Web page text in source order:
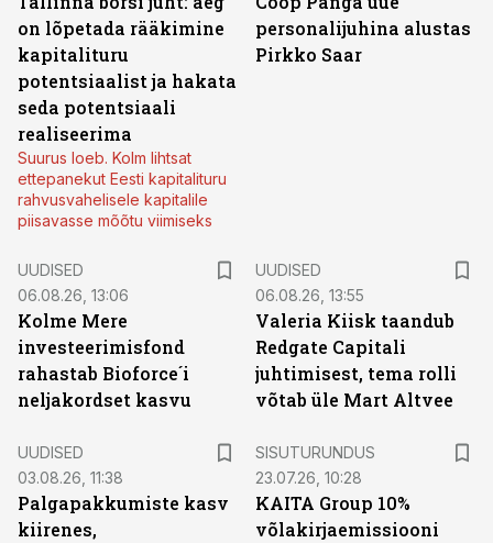
on lõpetada rääkimine
kapitalituru
potentsiaalist ja hakata
seda potentsiaali
realiseerima
Suurus loeb. Kolm lihtsat
ettepanekut Eesti kapitalituru
rahvusvahelisele kapitalile
piisavasse mõõtu viimiseks
personalijuhina alustas
Pirkko Saar
UUDISED
06.08.26, 13:06
Kolme Mere
investeerimisfond
rahastab Bioforce´i
neljakordset kasvu
UUDISED
06.08.26, 13:55
Valeria Kiisk taandub
Redgate Capitali
juhtimisest, tema rolli
võtab üle Mart Altvee
UUDISED
03.08.26, 11:38
Palgapakkumiste kasv
kiirenes,
SISUTURUNDUS
23.07.26, 10:28
KAITA Group 10%
võlakirjaemissiooni